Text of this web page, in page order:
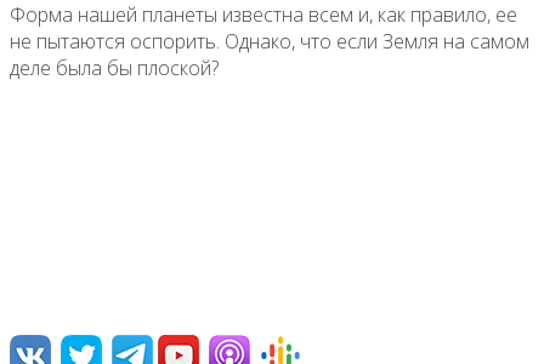
Форма нашей планеты известна всем и, как правило, ее
не пытаются оспорить. Однако, что если Земля на самом
деле была бы плоской?